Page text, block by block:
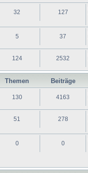
32 127
5 37
124 2532
Themen Beiträge
130 4163
51 278
0 0